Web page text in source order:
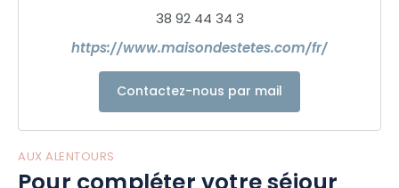
La Maison des Têtes est aujourd’hui l’alchimie réussie entre
M & T comme Modernité et Tradition.
38 92 44 34 3
https://www.maisondestetes.com/fr/
Contactez-nous par mail
AUX ALENTOURS